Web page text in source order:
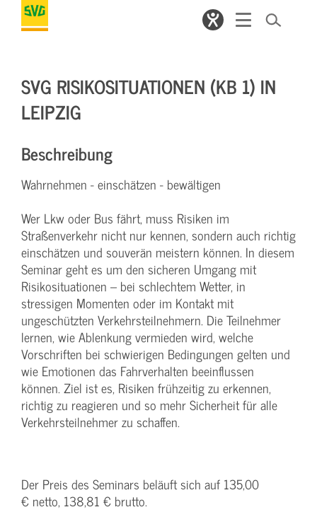
SVG RISIKOSITUATIONEN (KB 1) IN
LEIPZIG
Beschreibung
Wahrnehmen - einschätzen - bewältigen
Wer Lkw oder Bus fährt, muss Risiken im
Straßenverkehr nicht nur kennen, sondern auch richtig
einschätzen und souverän meistern können. In diesem
Seminar geht es um den sicheren Umgang mit
Risikosituationen – bei schlechtem Wetter, in
stressigen Momenten oder im Kontakt mit
ungeschützten Verkehrsteilnehmern. Die Teilnehmer
lernen, wie Ablenkung vermieden wird, welche
Vorschriften bei schwierigen Bedingungen gelten und
wie Emotionen das Fahrverhalten beeinflussen
können. Ziel ist es, Risiken frühzeitig zu erkennen,
richtig zu reagieren und so mehr Sicherheit für alle
Verkehrsteilnehmer zu schaffen.
Der Preis des Seminars beläuft sich auf 135,00
€ netto, 138,81 € brutto.